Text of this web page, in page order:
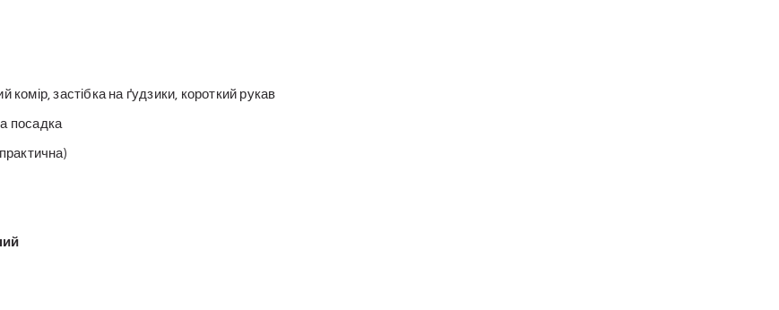
комір, застібка на ґудзики, короткий рукав
посадка